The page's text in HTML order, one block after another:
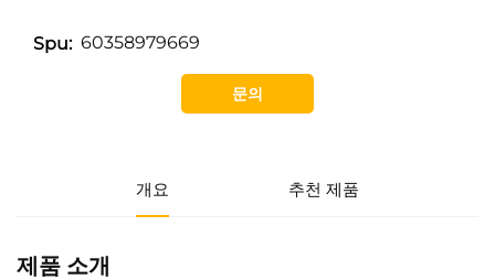
Spu: 60358979669
문의
개요 추천 제품
제품 소개